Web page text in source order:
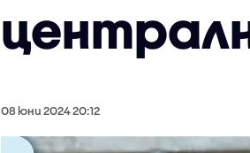
08 юни 2024 20:12